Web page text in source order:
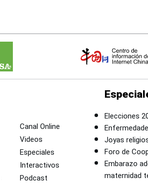
Canal Online
Videos
Especiales
Interactivos
Podcast
Elecciones
Joyas
Foro de
Embarazo
maternidad